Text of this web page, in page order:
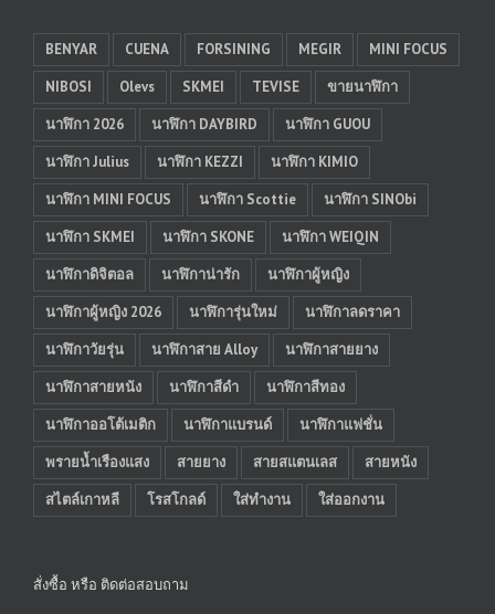
BENYAR CUENA FORSINING MEGIR
MINI FOCUS
NIBOSI
Olevs SKMEI TEVISE
ขายนาฬิกา
นาฬิกา 2026
นาฬิกา DAYBIRD
นาฬิกา GUOU
นาฬิกา Julius
นาฬิกา KEZZI
นาฬิกา KIMIO
นาฬิกา MINI FOCUS
นาฬิกา Scottie
นาฬิกา SINObi
นาฬิกา SKMEI
นาฬิกา SKONE
นาฬิกา WEIQIN
นาฬิกาดิจิตอล
นาฬิกาน่ารัก
นาฬิกาผู้หญิง
นาฬิกาผู้หญิง 2026
นาฬิการุ่นใหม่
นาฬิกาลดราคา
นาฬิกาวัยรุ่น
นาฬิกาสาย Alloy
นาฬิกาสายยาง
นาฬิกาสายหนัง
นาฬิกาสีดำ
นาฬิกาสีทอง
นาฬิกาออโต้เมติก
นาฬิกาแบรนด์
นาฬิกาแฟชั่น
พรายน้ำเรืองแสง
สายยาง สายสแตนเลส
สายหนัง
สไตล์เกาหลี
โรสโกลด์ ใส่ทำงาน ใส่ออกงาน
สั่งซื้อ หรือ ติดต่อสอบถาม